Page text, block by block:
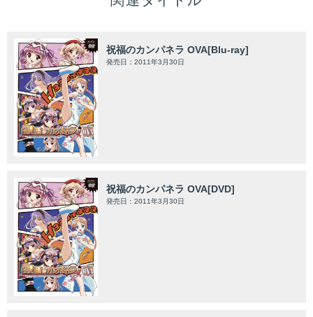
祝福のカンパネラ OVA[Blu-ray]
発売日：2011年3月30日
祝福のカンパネラ OVA[DVD]
発売日：2011年3月30日